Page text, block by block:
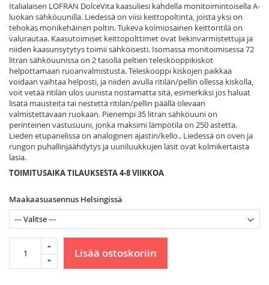
Italialaisen LOFRAN DolceVita kaasuliesi kahdella monitoimintoisella A-
luokan sähköuunilla. Liedessä on viisi keittopoltinta, joista yksi on
tehokas monikehäinen poltin. Tukeva kolmiosainen keittoritilä on
valurautaa. Kaasutoimiset keittopolttimet ovat liekinvarmistettuja ja
niiden kaasunsytytys toimii sähköisesti. Isomassa monitoimisessa 72
litran sähköuunissa on 2 tasolla peltien teleskooppikiskot
helpottamaan ruoanvalmistusta. Teleskooppi kiskojen paikkaa
voidaan vaihtaa helposti, ja niiden avulla ritilän/pellin ollessa kiskolla,
voit vetää ritilän ulos uunista nostamatta sitä, esimerkiksi jos haluat
lisätä mausteita tai nestettä ritilän/pellin päällä olevaan
valmistettavaan ruokaan. Pienempi 35 litran sähköuuni on
perinteinen vastusuuni, jonka maksimi lämpötila on 250 astetta.
Lieden etupanelissa on analoginen ajastin/kello.. Liedessä on oven ja
rungon puhallinjäähdytys ja uuniluukkujen lasit ovat kolmikertaista
lasia.
TOIMITUSAIKA TILAUKSESTA 4-8 VIIKKOA
Maakaasuasennus Helsingissä
Lisää ostoskoriin